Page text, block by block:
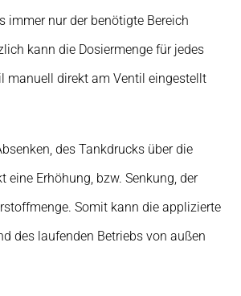
immer nur der benötigte Bereich
kann die Dosiermenge für jedes
manuell direkt am Ventil eingestellt
des Tankdrucks über die
eine Erhöhung, bzw. Senkung, der
Somit kann die applizierte
des laufenden Betriebs von außen